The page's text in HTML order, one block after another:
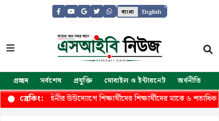
বাংলা English
প্রচ্ছদ সর্বশেষ প্রযুক্তি মোবাইল ও ইন্টারনেট অর্থনীতি
ব্রেকিং:
সেনাবাহিনীর উউদ্যোগে শিক্ষার্থীদের শিক্ষার্থীদের মাঝে ৬ শতাধিক